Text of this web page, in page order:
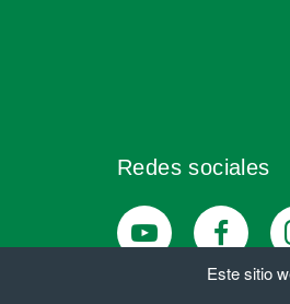
Redes sociales
Este sitio